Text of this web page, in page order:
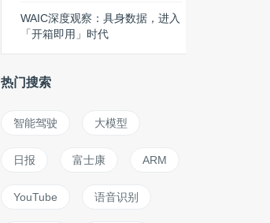
WAIC深度观察：具身数据，进入
「开箱即用」时代
热门搜索
智能驾驶 大模型
日报 富士康 ARM
YouTube 语音识别